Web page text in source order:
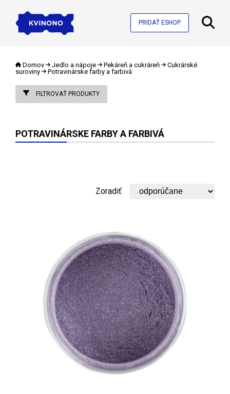
PRIDAŤ ESHOP
Domov Jedlo a nápoje Pekáreň a cukráreň
Cukrárské
suroviny
Potravinárske farby a farbivá
FILTROVAŤ PRODUKTY
POTRAVINÁRSKE FARBY A FARBIVÁ
Zoradiť